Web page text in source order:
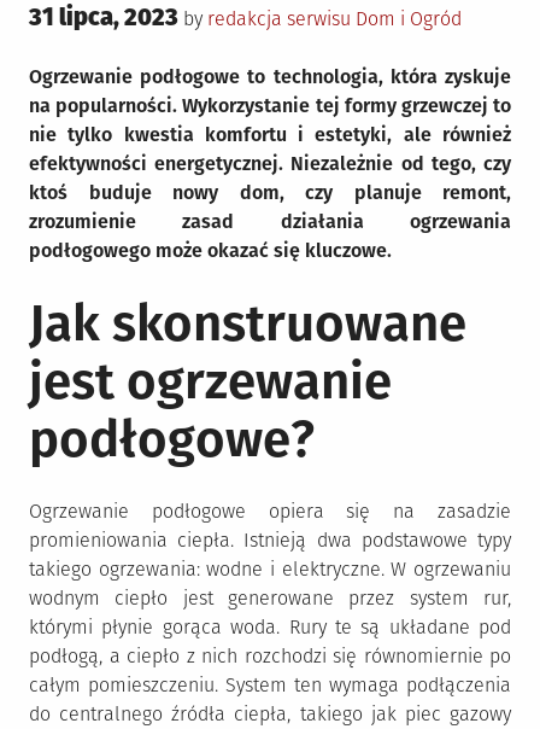
Posted
31 lipca, 2023 by redakcja serwisu Posted
Dom i Ogród
Ogrzewanie podłogowe to technologia, która zyskuje
na popularności. Wykorzystanie tej formy grzewczej to
nie tylko kwestia komfortu i estetyki, ale również
efektywności energetycznej. Niezależnie od tego, czy
ktoś buduje nowy dom, czy planuje remont,
zrozumienie zasad działania ogrzewania
podłogowego może okazać się kluczowe.
Jak skonstruowane
jest ogrzewanie
podłogowe?
Ogrzewanie podłogowe opiera się na zasadzie
promieniowania ciepła. Istnieją dwa podstawowe typy
takiego ogrzewania: wodne i elektryczne. W ogrzewaniu
wodnym ciepło jest generowane przez system rur,
którymi płynie gorąca woda. Rury te są układane pod
podłogą, a ciepło z nich rozchodzi się równomiernie po
całym pomieszczeniu. System ten wymaga podłączenia
do centralnego źródła ciepła, takiego jak piec gazowy